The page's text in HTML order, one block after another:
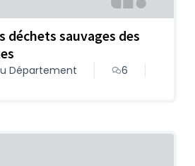
déchets sauvages des
Département
6